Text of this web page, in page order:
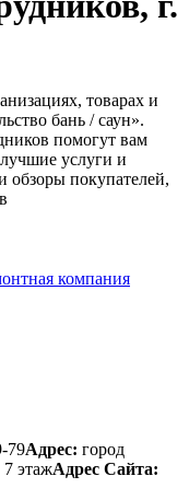
товарах и
бань / саун».
помогут вам
услуги и
обзоры покупателей,
компания
79Адрес: город
этажАдрес Сайта: